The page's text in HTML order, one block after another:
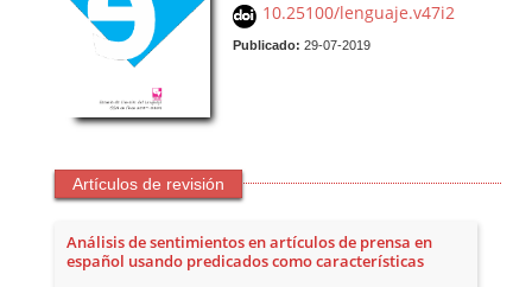
10.25100/lenguaje.v47i2
Publicado:29-07-2019
Artículos de revisión
Análisis de sentimientos en artículos de prensa en
español usando predicados como características